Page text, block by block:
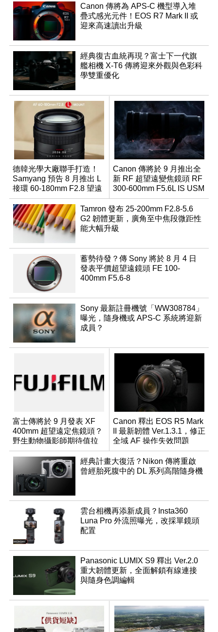
Canon 傳將為 APS-C 機型導入堆
疊式感光元件！EOS R7 Mark II 或
迎來高速讀出升級
經典復古血統再現？富士下一代旗
艦相機 X-T6 傳將迎來外觀與色彩科
學雙重優化
德韓光學大廠聯手打造！
Samyang 預告 8 月推出 L
接環 60-180mm F2.8 望遠
變焦鏡
Canon 傳將於 9 月推出全
新 RF 超望遠變焦鏡頭 RF
300-600mm F5.6L IS USM
Tamron 發布 25-200mm F2.8-5.6
G2 韌體更新，廣角至中焦段微距性
能大幅升級
蓄勢待發？傳 Sony 將於 8 月 4 日
發表平價超望遠鏡頭 FE 100-
400mm F5.6-8
Sony 最新註冊機號「WW308784」
曝光，隨身機或 APS-C 系統將迎新
成員？
富士傳將於 9 月發表 XF
400mm 超望遠定焦鏡頭？
野生動物攝影師期待值拉
滿
Canon 釋出 EOS R5 Mark
II 最新韌體 Ver.1.3.1，修正
全域 AF 操作失效問題
經典計畫大復活？Nikon 傳將重啟
曾經胎死腹中的 DL 系列高階隨身機
雲台相機再添新成員？Insta360
Luna Pro 外流照曝光，改採單鏡頭
配置
Panasonic LUMIX S9 釋出 Ver.2.0
重大韌體更新，全面解鎖有線連接
與隨身色調編輯